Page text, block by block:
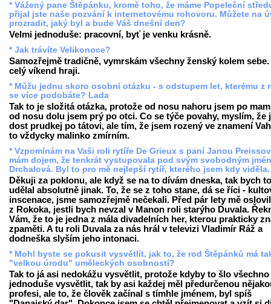
* Vážený pane Štěpánku, kromě toho, že máme Popeleční
přijal jste naše pozvání k internetovému rohovoru. Můžete na
prozradit, jaký byl a bude Váš dnešní den?
Velmi jednoduše: pracovní, byť je venku krásně.
* Jak trávíte Velikonoce?
Samozřejmě tradičně, vymrskám všechny ženský kolem
celý víkend hraji.
* Můžu jednu skoro osobní otázku - s odstupem let, kterému z
se více podobáte? Lada
Tak to je složitá otázka, protože od nosu nahoru jsem po
od nosu dolu jsem prý po otci. Co se týče povahy, myslím, že
dost prudkej po tátovi, ale tím, že jsem rozený ve znamení
to vždycky malinko zmírním.
* Vzpomínám na Vaši roli rytíře De Grieux s paní Janou
mám dojem, že tenkrát vystupovala pod svým svobodným
Drchalová. Byl to pro mě nejlepší rytíř, kterého jsem kdy viděla.
Děkuji za poklonu, ale když se na to dívám dneska, tak bych to
udělal absolutně jinak. To, že se z toho stane, dá se říci -
inscenace, jsme samozřejmě nečekali. Před pár lety mě
z Rokoka, jestli bych nevzal v Manon roli starýho Duvala.
Vám, že to je jedna z mála divadelních her, kterou prakticky
zpaměti. A tu roli Duvala za nás hrál v televizi Vladimír Ráž a
dodneška slyším jeho intonaci.
* Mohl byste se pokusit vysvětlít, jak to, že rod Štěpánků má
"velkou úrodu" uměleckých osobností?
Tak to já asi nedokážu vysvětlit, protože kdyby to šlo všechno
jednoduše vysvětlit, tak by asi každej měl předurčenou
profesi, ale to, že člověk začínal s tímhle jménem, byl spíš